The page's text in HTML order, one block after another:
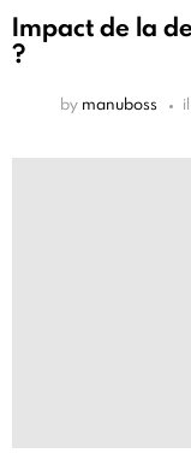
Impact de la
?
by manuboss